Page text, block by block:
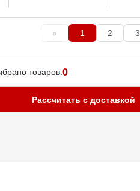
« 1 2 3
товаров:0
Рассчитать с доставкой